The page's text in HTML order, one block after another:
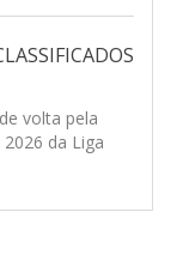
volta pela
da Liga